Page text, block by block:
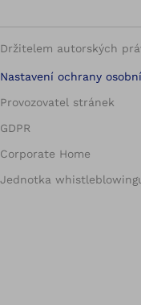
Držitelem autorských
Nastavení ochrany
Provozovatel stránek
GDPR
Corporate Home
Jednotka